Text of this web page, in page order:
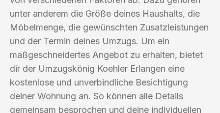
unter anderem die Größe deines Haushalts, die
Möbelmenge, die gewünschten Zusatzleistungen
und der Termin deines Umzugs. Um ein
maßgeschneidertes Angebot zu erhalten, bietet
dir der Umzugskönig Koehler Erlangen eine
kostenlose und unverbindliche Besichtigung
deiner Wohnung an. So können alle Details
gemeinsam besprochen und deine individuellen